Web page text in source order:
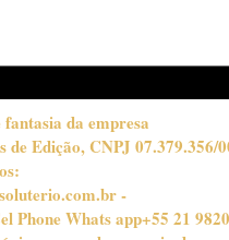
da empresa
Edição, CNPJ 07.379.356/
-
Phone Whats app+55 21